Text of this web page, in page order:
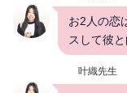
お2人の恋
スして彼
叶織先生